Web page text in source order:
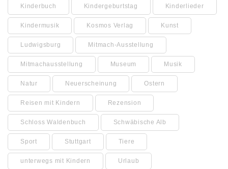
Kinderbuch Kindergeburtstag Kinderlieder
Kindermusik Kosmos Verlag Kunst
Ludwigsburg Mitmach-Ausstellung
Mitmachausstellung Museum Musik
Natur Neuerscheinung Ostern
Reisen mit Kindern Rezension
Schloss Waldenbuch Schwäbische Alb
Sport Stuttgart Tiere
unterwegs mit Kindern Urlaub